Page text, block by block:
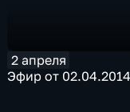
2 апреля
Эфир от 02.04.2014